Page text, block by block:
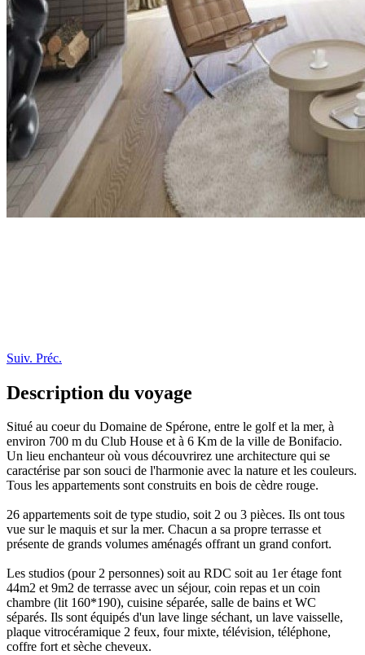
Suiv. Préc.
Description du voyage
Situé au coeur du Domaine de Spérone, entre le golf et la mer, à
environ 700 m du Club House et à 6 Km de la ville de Bonifacio.
Un lieu enchanteur où vous découvrirez une architecture qui se
caractérise par son souci de l'harmonie avec la nature et les couleurs.
Tous les appartements sont construits en bois de cèdre rouge.
26 appartements soit de type studio, soit 2 ou 3 pièces. Ils ont tous
vue sur le maquis et sur la mer. Chacun a sa propre terrasse et
présente de grands volumes aménagés offrant un grand confort.
Les studios (pour 2 personnes) soit au RDC soit au 1er étage font
44m2 et 9m2 de terrasse avec un séjour, coin repas et un coin
chambre (lit 160*190), cuisine séparée, salle de bains et WC
séparés. Ils sont équipés d'un lave linge séchant, un lave vaisselle,
plaque vitrocéramique 2 feux, four mixte, télévision, téléphone,
coffre fort et sèche cheveux.